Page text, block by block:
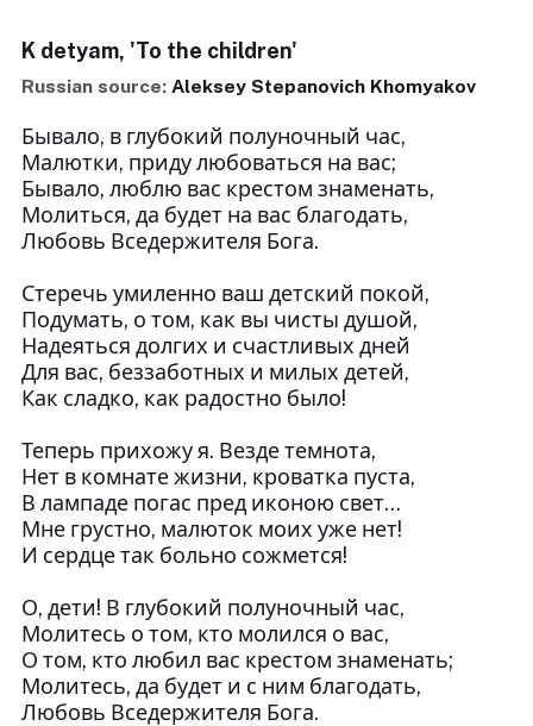
K detyam, 'To the children'
Russian source: Aleksey Stepanovich Khomyakov
Бывало, в глубокий полуночный час,
Малютки, приду любоваться на вас;
Бывало, люблю вас крестом знаменать,
Молиться, да будет на вас благодать,
Любовь Вседержителя Бога.
Стеречь умиленно ваш детский покой,
Подумать, о том, как вы чисты душой,
Надеяться долгих и счастливых дней
Для вас, беззаботных и милых детей,
Как сладко, как радостно было!
Теперь прихожу я. Везде темнота,
Нет в комнате жизни, кроватка пуста,
В лампаде погас пред иконою свет...
Мне грустно, малюток моих уже нет!
И сердце так больно сожмется!
О, дети! В глубокий полуночный час,
Молитесь о том, кто молился о вас,
О том, кто любил вас крестом знаменать;
Молитесь, да будет и с ним благодать,
Любовь Вседержителя Бога.